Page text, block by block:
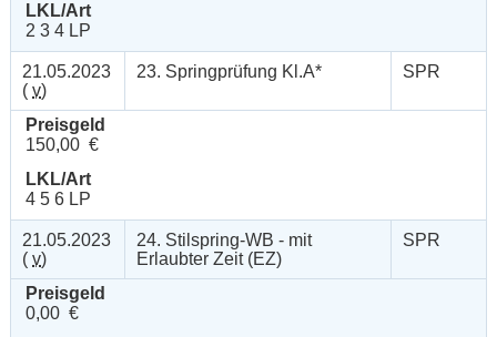
LKL/Art
2 3 4 LP
21.05.2023
( v)
23. Springprüfung Kl.A* SPR
Preisgeld
150,00 €
LKL/Art
4 5 6 LP
21.05.2023
( v)
24. Stilspring-WB - mit
Erlaubter Zeit (EZ)
SPR
Preisgeld
0,00 €